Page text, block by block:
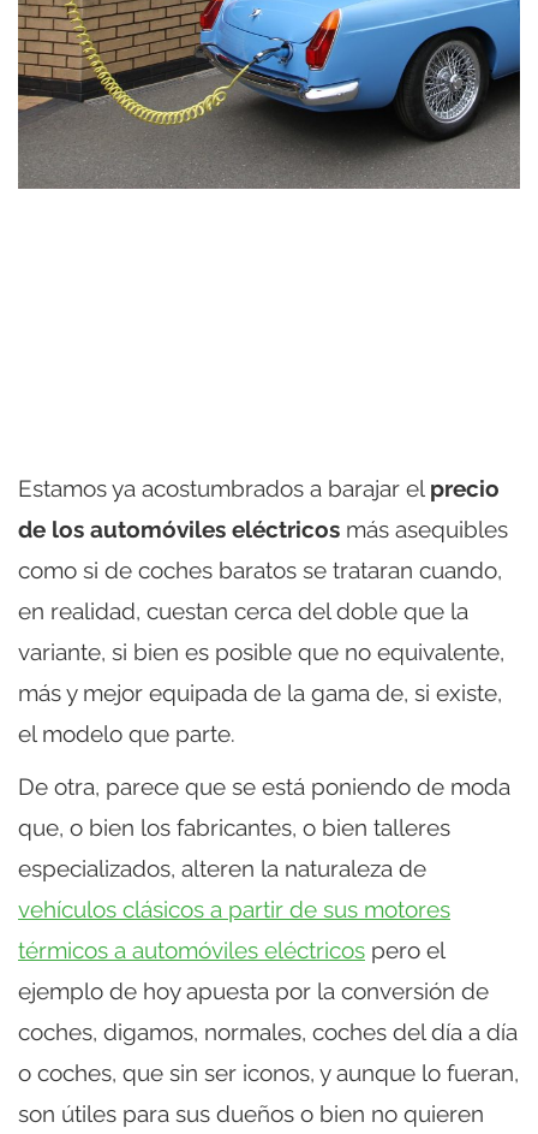
Estamos ya acostumbrados a barajar el precio
de los automóviles eléctricos más asequibles
como si de coches baratos se trataran cuando,
en realidad, cuestan cerca del doble que la
variante, si bien es posible que no equivalente,
más y mejor equipada de la gama de, si existe,
el modelo que parte.
De otra, parece que se está poniendo de moda
que, o bien los fabricantes, o bien talleres
especializados, alteren la naturaleza de
vehículos clásicos a partir de sus motores
térmicos a automóviles eléctricos pero el
ejemplo de hoy apuesta por la conversión de
coches, digamos, normales, coches del día a día
o coches, que sin ser iconos, y aunque lo fueran,
son útiles para sus dueños o bien no quieren